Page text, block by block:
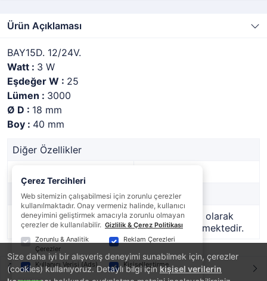
Size daha iyi bir alışveriş deneyimi sunabilmek için, çerezler
(cookies) kullanıyoruz. Detaylı bilgi içinkişisel verilerin
Ürün Açıklaması
BAY15D. 12/24V.
Watt : 3 W
Eşdeğer W : 25
Lümen : 3000
Ø D : 18 mm
Boy : 40 mm
Diğer Özellikler
Marka
-
Stok Durumu
Bu ürün geçici olarak
temin edilememektedir.
Ürün Yorumları
Çerez Tercihleri
Web sitemizin çalışabilmesi için zorunlu çerezler
kullanılmaktadır. Onay vermeniz halinde, kullanıcı
deneyimini geliştirmek amacıyla zorunlu olmayan
çerezler de kullanılabilir. Gizlilik & Çerez Politikası
Zorunlu & Analitik
Çerezler
Reklam Çerezleri
Kullanıcı Verisi (Ads) Kişiselleştirme